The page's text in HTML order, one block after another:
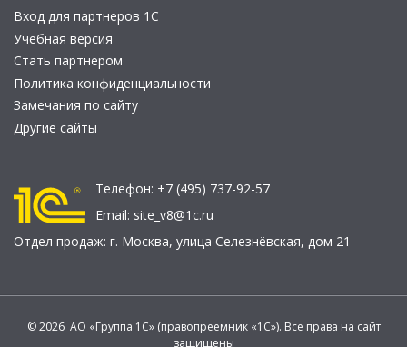
Вход для партнеров 1С
Учебная версия
Стать партнером
Политика конфиденциальности
Замечания по сайту
Другие сайты
Телефон: +7 (495) 737-92-57
Email: site_v8@1c.ru
Отдел продаж: г. Москва, улица Селезнёвская, дом 21
© 2026 АО «Группа 1С» (правопреемник «1С»). Все права на сайт
защищены